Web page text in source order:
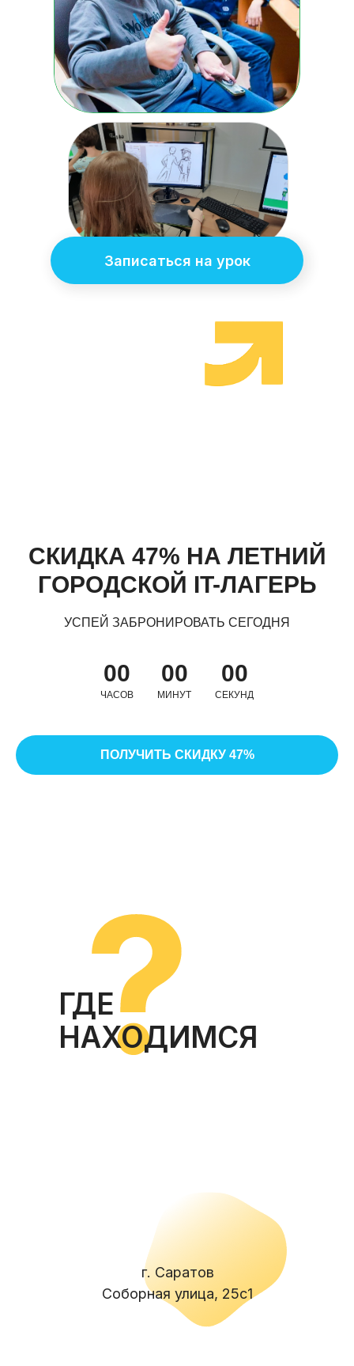
Записаться на урок
СКИДКА 47% НА ЛЕТНИЙ
ГОРОДСКОЙ IT-ЛАГЕРЬ
УСПЕЙ ЗАБРОНИРОВАТЬ СЕГОДНЯ
00
ЧАСОВ
00
МИНУТ
00
СЕКУНД
ПОЛУЧИТЬ СКИДКУ 47%
г. Саратов
Соборная улица, 25с1
ГДЕ
НАХОДИМСЯ